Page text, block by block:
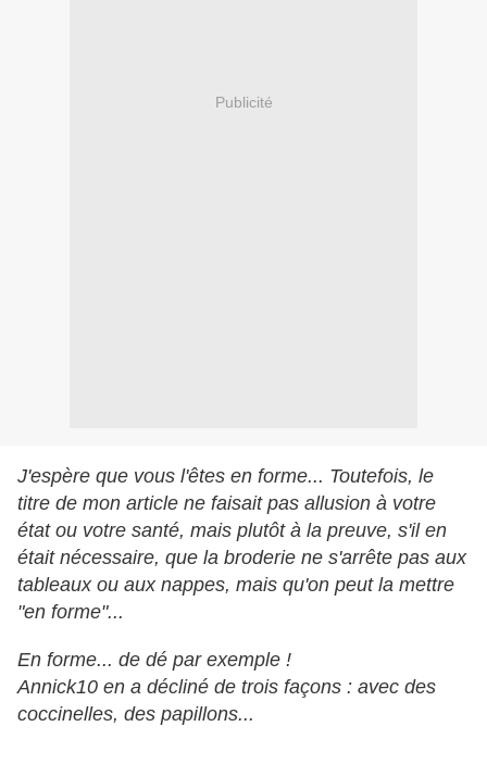
Publicité
J'espère que vous l'êtes en forme... Toutefois, le
titre de mon article ne faisait pas allusion à votre
état ou votre santé, mais plutôt à la preuve, s'il en
était nécessaire, que la broderie ne s'arrête pas aux
tableaux ou aux nappes, mais qu'on peut la mettre
"en forme"...
En forme... de dé par exemple !
Annick10 en a décliné de trois façons : avec des
coccinelles, des papillons...